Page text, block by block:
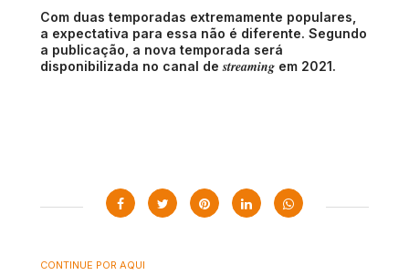
Com duas temporadas extremamente populares,
a expectativa para essa não é diferente. Segundo
a publicação, a nova temporada será
disponibilizada no canal de streaming em 2021.
CONTINUE POR AQUI